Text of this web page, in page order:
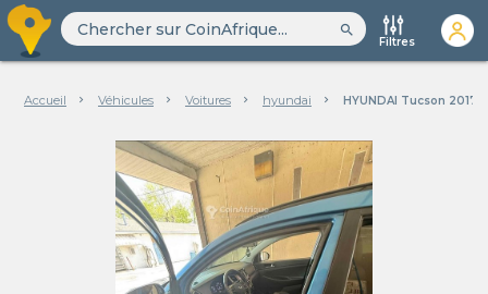
search
Filtres
Accueil Véhicules Voitures hyundai HYUNDAI Tucson 2017